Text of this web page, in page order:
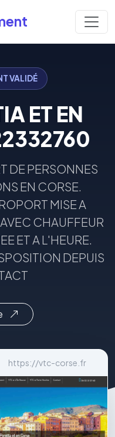
VALIDÉ
ET EN
DE PERSONNES
EN CORSE.
MISE A
CHAUFFEUR
ET A L'HEURE.
DEPUIS
https://vtc-corse.fr